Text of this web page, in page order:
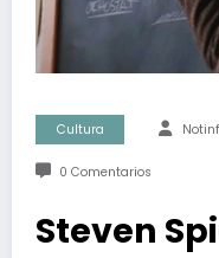
Cultura
0 Comentarios
Steven